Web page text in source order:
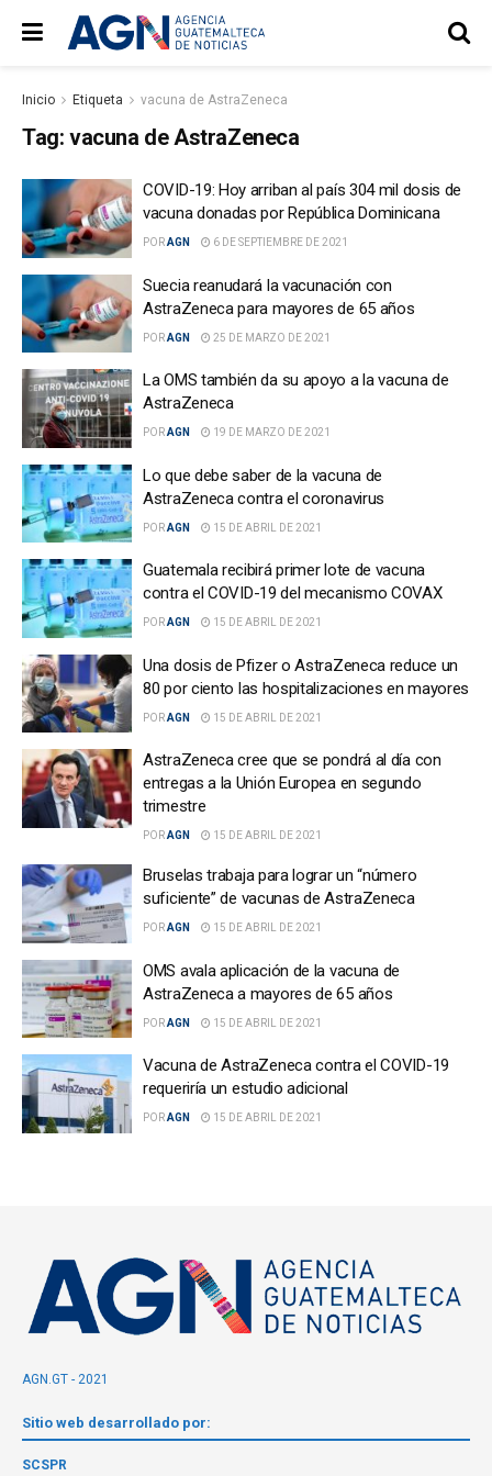
Inicio Etiqueta vacuna de AstraZeneca
Tag: vacuna de AstraZeneca
COVID-19: Hoy arriban al país 304 mil dosis de
vacuna donadas por República Dominicana
PORAGN 6 DE SEPTIEMBRE DE 2021
Suecia reanudará la vacunación con
AstraZeneca para mayores de 65 años
PORAGN 25 DE MARZO DE 2021
La OMS también da su apoyo a la vacuna de
AstraZeneca
PORAGN 19 DE MARZO DE 2021
Lo que debe saber de la vacuna de
AstraZeneca contra el coronavirus
PORAGN 15 DE ABRIL DE 2021
Guatemala recibirá primer lote de vacuna
contra el COVID-19 del mecanismo COVAX
PORAGN 15 DE ABRIL DE 2021
Una dosis de Pfizer o AstraZeneca reduce un
80 por ciento las hospitalizaciones en mayores
PORAGN 15 DE ABRIL DE 2021
AstraZeneca cree que se pondrá al día con
entregas a la Unión Europea en segundo
trimestre
PORAGN 15 DE ABRIL DE 2021
Bruselas trabaja para lograr un “número
suficiente” de vacunas de AstraZeneca
PORAGN 15 DE ABRIL DE 2021
OMS avala aplicación de la vacuna de
AstraZeneca a mayores de 65 años
PORAGN 15 DE ABRIL DE 2021
Vacuna de AstraZeneca contra el COVID-19
requeriría un estudio adicional
PORAGN 15 DE ABRIL DE 2021
AGN.GT - 2021
Sitio web desarrollado por:
SCSPR